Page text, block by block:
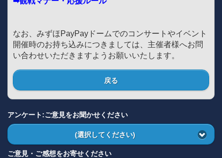
なお、みずほPayPayドームでのコンサートやイベント
開催時のお持ち込みにつきましては、主催者様へお問
い合わせいただきますようお願いいたします。
戻る
アンケート:ご意見をお聞かせください
(選択してください)
ご意見・ご感想をお寄せください